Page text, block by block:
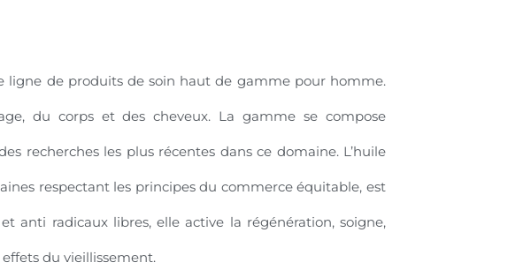
ligne de produits de soin haut de gamme pour homme.
du corps et des cheveux. La gamme se compose
recherches les plus récentes dans ce domaine. L’huile
respectant les principes du commerce équitable, est
anti radicaux libres, elle active la régénération, soigne,
du vieillissement.